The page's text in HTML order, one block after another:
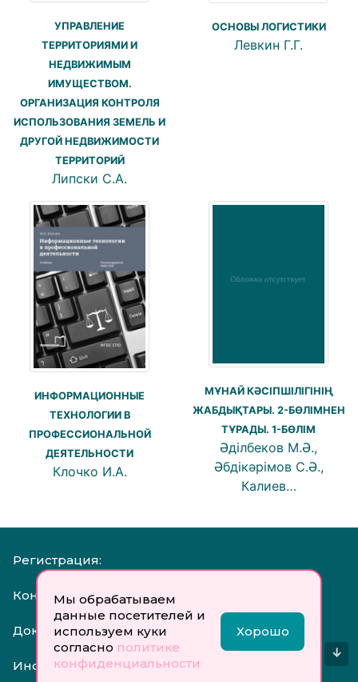
Мы обрабатываем
данные посетителей и
используем куки
согласно политике
конфиденциальности
Хорошо
УПРАВЛЕНИЕ
ТЕРРИТОРИЯМИ И
НЕДВИЖИМЫМ
ИМУЩЕСТВОМ.
ОРГАНИЗАЦИЯ КОНТРОЛЯ
ИСПОЛЬЗОВАНИЯ ЗЕМЕЛЬ И
ДРУГОЙ НЕДВИЖИМОСТИ
ТЕРРИТОРИЙ
Липски С.А.
ОСНОВЫ ЛОГИСТИКИ
Левкин Г.Г.
ИНФОРМАЦИОННЫЕ
ТЕХНОЛОГИИ В
ПРОФЕССИОНАЛЬНОЙ
ДЕЯТЕЛЬНОСТИ
Клочко И.А.
МҰНАЙ КӘСІПШІЛІГІНІҢ
ЖАБДЫҚТАРЫ. 2-БӨЛІМНЕН
ТҰРАДЫ. 1-БӨЛІМ
Әділбеков М.Ә.,
Әбдікәрімов С.Ә.,
Калиев…
Регистрация:
Контакты:
Документы:
Инфо:
↓